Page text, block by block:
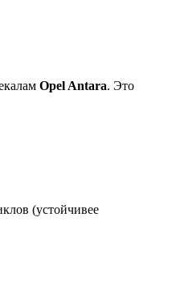
Opel Antara. Это
(устойчивее